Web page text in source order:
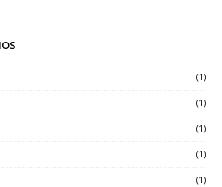
(1)
(1)
(1)
(1)
(1)